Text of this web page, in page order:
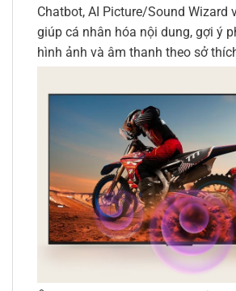
Chatbot, AI Picture/Sound Wizard
giúp cá nhân hóa nội dung, gợi ý
hình ảnh và âm thanh theo sở